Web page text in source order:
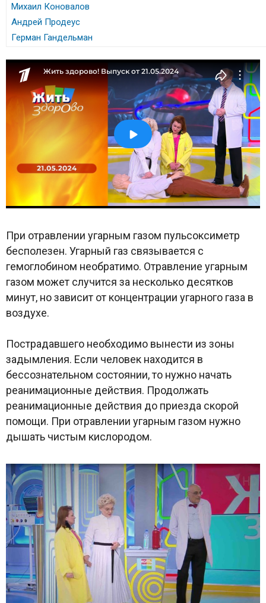
Михаил Коновалов
Андрей Продеус
Герман Гандельман
При отравлении угарным газом пульсоксиметр
бесполезен. Угарный газ связывается с
гемоглобином необратимо. Отравление угарным
газом может случится за несколько десятков
минут, но зависит от концентрации угарного газа в
воздухе.
Пострадавшего необходимо вынести из зоны
задымления. Если человек находится в
бессознательном состоянии, то нужно начать
реанимационные действия. Продолжать
реанимационные действия до приезда скорой
помощи. При отравлении угарным газом нужно
дышать чистым кислородом.